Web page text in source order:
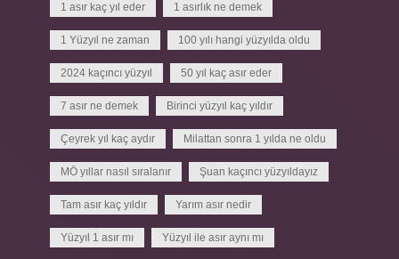
1 asır kaç yıl eder 1 asırlık ne demek
1 Yüzyıl ne zaman 100 yılı hangi yüzyılda oldu
2024 kaçıncı yüzyıl 50 yıl kaç asır eder
7 asır ne demek Birinci yüzyıl kaç yıldır
Çeyrek yıl kaç aydır Milattan sonra 1 yılda ne oldu
MÖ yıllar nasıl sıralanır Şuan kaçıncı yüzyıldayız
Tam asır kaç yıldır Yarım asır nedir
Yüzyıl 1 asır mı Yüzyıl ile asır aynı mı